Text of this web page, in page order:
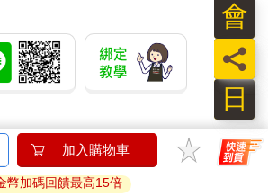
您操作ATM! 如接獲電話要求您前往
從指示，以免受騙上當！
加入購物車
幣加碼回饋最高15倍
日
員
會